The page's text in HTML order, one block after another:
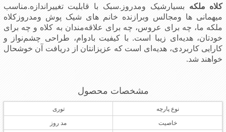
کلاه ملکه بسیارشیک ومدروز.سبک با قابلیت تغییراندازه.مناسب
میهمانی ها ومجالس وبرازنده خانم های شیک پوش ومدروزکلاه
ملکه ما، چه برای عروس، چه برای علاقه‌مندان به کلاه و چه برای
خودتان، هدیه‌ای زیبا است. با کیفیت بادوام، طراحی چشم‌نواز و
کارایی کاربردی، هدیه‌ای است که عزیزانتان از دریافت آن خوشحال
خواهند شد.
مشخصات محصول
نوع پارچه
توری
خاصیت
مد روز